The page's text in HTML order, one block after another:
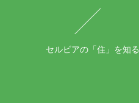
セルビアの「住」を知る